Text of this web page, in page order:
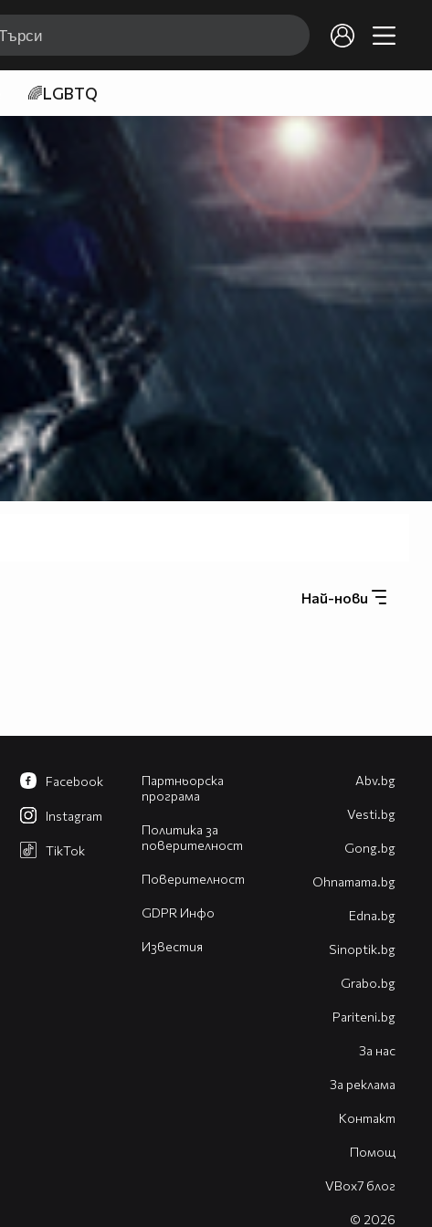
🌈LGBTQ
Най-нови
Партньорска
програма
Политика за
поверителност
Поверителност
GDPR Инфо
Известия
Facebook
Instagram
TikTok
Abv.bg
Vesti.bg
Gong.bg
Оhnamama.bg
Edna.bg
Sinoptik.bg
Grabo.bg
Pariteni.bg
За нас
За реклама
Контакт
Помощ
VBox7 блог
© 2026